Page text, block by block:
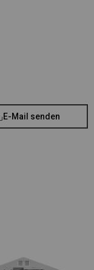
E-Mail senden